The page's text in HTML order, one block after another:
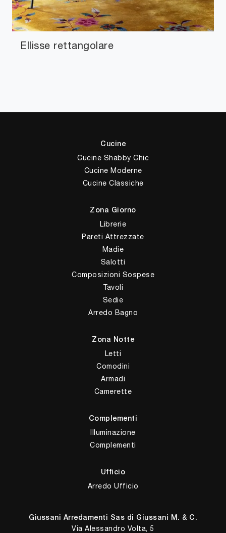
Ellisse rettangolare
Cucine
Cucine Shabby Chic
Cucine Moderne
Cucine Classiche
Zona Giorno
Librerie
Pareti Attrezzate
Madie
Salotti
Composizioni Sospese
Tavoli
Sedie
Arredo Bagno
Zona Notte
Letti
Comodini
Armadi
Camerette
Complementi
Illuminazione
Complementi
Ufficio
Arredo Ufficio
Giussani Arredamenti Sas di Giussani M. & C.
Via Alessandro Volta, 5